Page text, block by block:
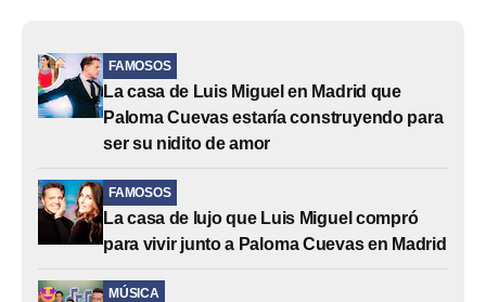
FAMOSOS
La casa de Luis Miguel en Madrid que
Paloma Cuevas estaría construyendo para
ser su nidito de amor
FAMOSOS
La casa de lujo que Luis Miguel compró
para vivir junto a Paloma Cuevas en Madrid
MÚSICA